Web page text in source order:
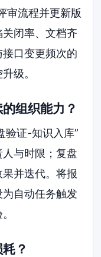
审流程并更新版
闭率、文档齐
口变更频次的
级。
组织能力？
验证-知识入库”
与时限；复盘
并迭代。将报
自动任务触发
？